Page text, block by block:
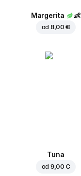
Margerita 👶
od8,00 €
Tuna
od9,00 €